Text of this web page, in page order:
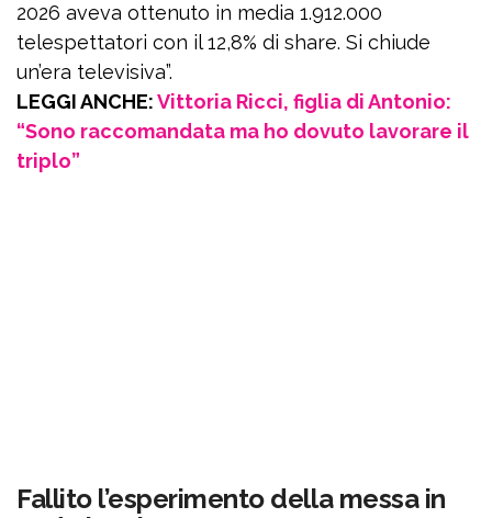
2026 aveva ottenuto in media 1.912.000
telespettatori con il 12,8% di share. Si chiude
un’era televisiva”.
LEGGI ANCHE:Vittoria Ricci, figlia di Antonio:
“Sono raccomandata ma ho dovuto lavorare il
triplo”
Fallito l’esperimento della messa in